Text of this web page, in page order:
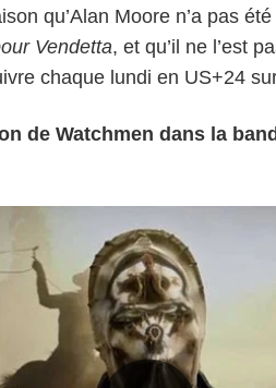
qu’Alan Moore n’a pas
Vendetta, et qu’il ne l’est
chaque lundi en US+24
de Watchmen dans la